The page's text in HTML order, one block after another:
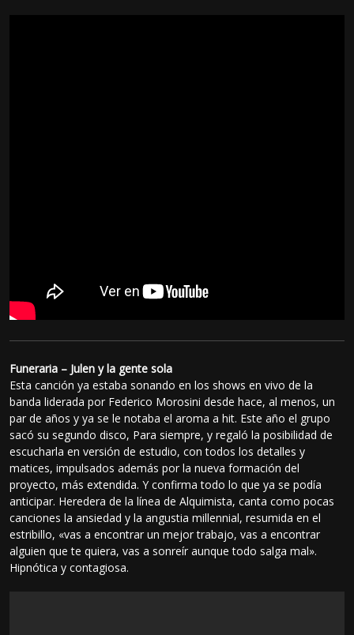
Funeraria – Julen y la gente sola
Esta canción ya estaba sonando en los shows en vivo de la
banda liderada por Federico Morosini desde hace, al menos, un
par de años y ya se le notaba el aroma a hit. Este año el grupo
sacó su segundo disco, Para siempre, y regaló la posibilidad de
escucharla en versión de estudio, con todos los detalles y
matices, impulsados además por la nueva formación del
proyecto, más extendida. Y confirma todo lo que ya se podía
anticipar. Heredera de la línea de Alquimista, canta como pocas
canciones la ansiedad y la angustia millennial, resumida en el
estribillo, «vas a encontrar un mejor trabajo, vas a encontrar
alguien que te quiera, vas a sonreír aunque todo salga mal».
Hipnótica y contagiosa.